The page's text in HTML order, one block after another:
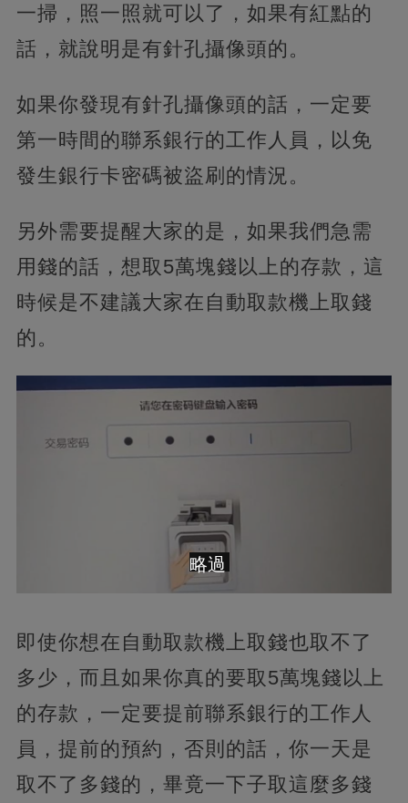
一掃，照一照就可以了，如果有紅點的
話，就說明是有針孔攝像頭的。
如果你發現有針孔攝像頭的話，一定要
第一時間的聯系銀行的工作人員，以免
發生銀行卡密碼被盜刷的情況。
另外需要提醒大家的是，如果我們急需
用錢的話，想取5萬塊錢以上的存款，這
時候是不建議大家在自動取款機上取錢
的。
即使你想在自動取款機上取錢也取不了
多少，而且如果你真的要取5萬塊錢以上
的存款，一定要提前聯系銀行的工作人
員，提前的預約，否則的話，你一天是
取不了多錢的，畢竟一下子取這麼多錢
略過